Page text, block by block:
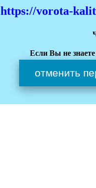
https://vorota-
Если Вы не
отменить